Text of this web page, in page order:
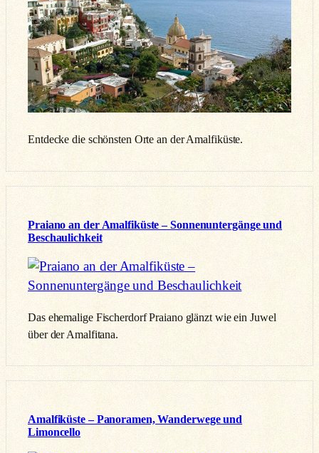
Entdecke die schönsten Orte an der Amalfiküste.
Praiano an der Amalfiküste – Sonnenuntergänge und
Beschaulichkeit
Das ehemalige Fischerdorf Praiano glänzt wie ein Juwel
über der Amalfitana.
Amalfiküste – Panoramen, Wanderwege und
Limoncello